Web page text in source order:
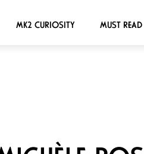
MK2 CURIOSITY MUST READ